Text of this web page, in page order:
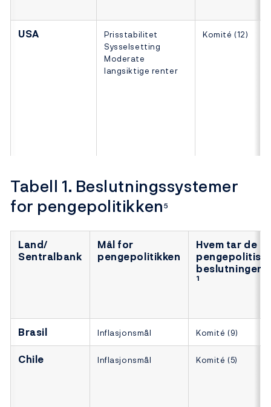
USA
Prisstabilitet
Sysselsetting
Moderate
langsiktige renter
Komité (12)
Tabell 1. Beslutningssystemer
for pengepolitikken5
Land/
Sentralbank
Mål for
pengepolitikken
Hvem tar de
1
Brasil Inflasjonsmål Komité (9)
Chile Inflasjonsmål Komité (5)